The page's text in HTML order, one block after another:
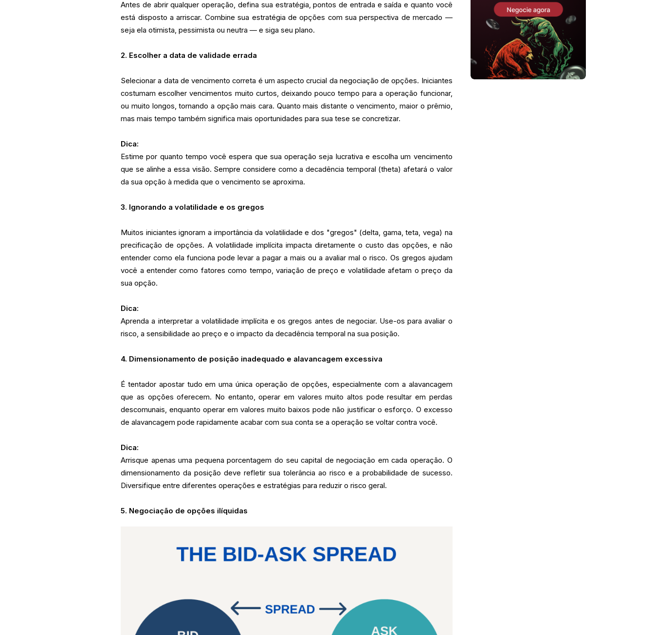
Antes de abrir qualquer operação, defina sua estratégia, pontos de entrada e saída e quanto você
está disposto a arriscar. Combine sua estratégia de opções com sua perspectiva de mercado —
seja ela otimista, pessimista ou neutra — e siga seu plano.
2. Escolher a data de validade errada
Selecionar a data de vencimento correta é um aspecto crucial da negociação de opções. Iniciantes
costumam escolher vencimentos muito curtos, deixando pouco tempo para a operação funcionar,
ou muito longos, tornando a opção mais cara. Quanto mais distante o vencimento, maior o prêmio,
mas mais tempo também significa mais oportunidades para sua tese se concretizar.
Dica:
Estime por quanto tempo você espera que sua operação seja lucrativa e escolha um vencimento
que se alinhe a essa visão. Sempre considere como a decadência temporal (theta) afetará o valor
da sua opção à medida que o vencimento se aproxima.
3. Ignorando a volatilidade e os gregos
Muitos iniciantes ignoram a importância da volatilidade e dos "gregos" (delta, gama, teta, vega) na
precificação de opções. A volatilidade implícita impacta diretamente o custo das opções, e não
entender como ela funciona pode levar a pagar a mais ou a avaliar mal o risco. Os gregos ajudam
você a entender como fatores como tempo, variação de preço e volatilidade afetam o preço da
sua opção.
Dica:
Aprenda a interpretar a volatilidade implícita e os gregos antes de negociar. Use-os para avaliar o
risco, a sensibilidade ao preço e o impacto da decadência temporal na sua posição.
4. Dimensionamento de posição inadequado e alavancagem excessiva
É tentador apostar tudo em uma única operação de opções, especialmente com a alavancagem
que as opções oferecem. No entanto, operar em valores muito altos pode resultar em perdas
descomunais, enquanto operar em valores muito baixos pode não justificar o esforço. O excesso
de alavancagem pode rapidamente acabar com sua conta se a operação se voltar contra você.
Dica:
Arrisque apenas uma pequena porcentagem do seu capital de negociação em cada operação. O
dimensionamento da posição deve refletir sua tolerância ao risco e a probabilidade de sucesso.
Diversifique entre diferentes operações e estratégias para reduzir o risco geral.
5. Negociação de opções ilíquidas